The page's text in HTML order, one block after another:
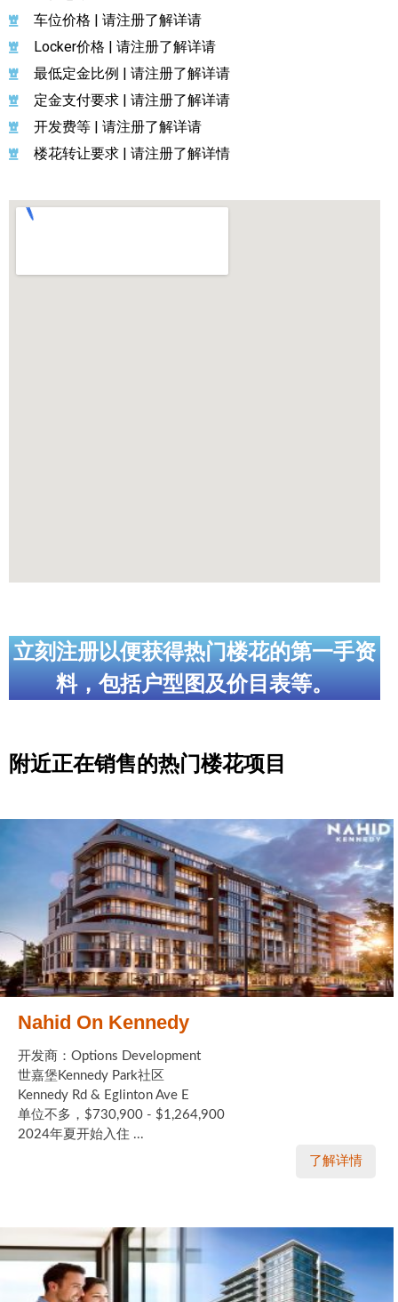
车位价格 | 请注册了解详请
Locker价格 | 请注册了解详请
最低定金比例 | 请注册了解详请
定金支付要求 | 请注册了解详请
开发费等 | 请注册了解详请
楼花转让要求 | 请注册了解详情
立刻注册以便获得热门楼花的第一手资
料，包括户型图及价目表等。
附近正在销售的热门楼花项目
Nahid On Kennedy
开发商：Options Development
世嘉堡Kennedy Park社区
Kennedy Rd & Eglinton Ave E
单位不多，$730,900 - $1,264,900
2024年夏开始入住 ...
了解详情